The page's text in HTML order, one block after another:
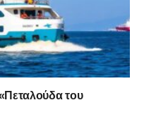
του